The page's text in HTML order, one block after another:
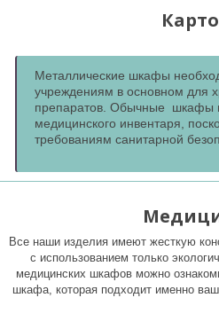
Металлические шкафы
учреждениям в основном для
препаратов. Обычные шкафы
медицинского инвентаря,
требованиям санитарной
Все наши изделия имеют жесткую
с использованием только
медицинских шкафов можно
шкафа, которая подходит именно